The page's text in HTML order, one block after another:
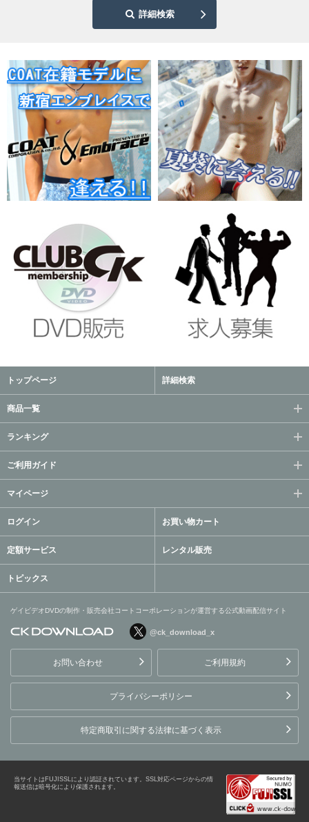
詳細検索
トップページ 詳細検索
商品一覧
ランキング
ご利用ガイド
マイページ
ログイン お買い物カート
定額サービス レンタル販売
トピックス
ゲイビデオDVDの制作・販売会社コートコーポレーションが運営する公式動画配信サイト
ョンが運営する公式動画配
信サイト
@ck_download_x
お問い合わせ ご利用規約
プライバシーポリシー
特定商取引に関する法律に基づく表示
当サイトはFUJISSLにより認証されています。SSL対応ページからの情
報送信は暗号化により保護されます。